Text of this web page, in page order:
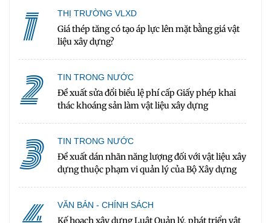
1 THỊ TRƯỜNG VLXD
Giá thép tăng có tạo áp lực lên mặt bằng giá vật
liệu xây dựng?
2 TIN TRONG NƯỚC
Đề xuất sửa đổi biểu lệ phí cấp Giấy phép khai
thác khoáng sản làm vật liệu xây dựng
3 TIN TRONG NƯỚC
Đề xuất dán nhãn năng lượng đối với vật liệu xây
dựng thuộc phạm vi quản lý của Bộ Xây dựng
VĂN BẢN - CHÍNH SÁCH
Kế hoạch xây dựng Luật Quản lý, phát triển vật